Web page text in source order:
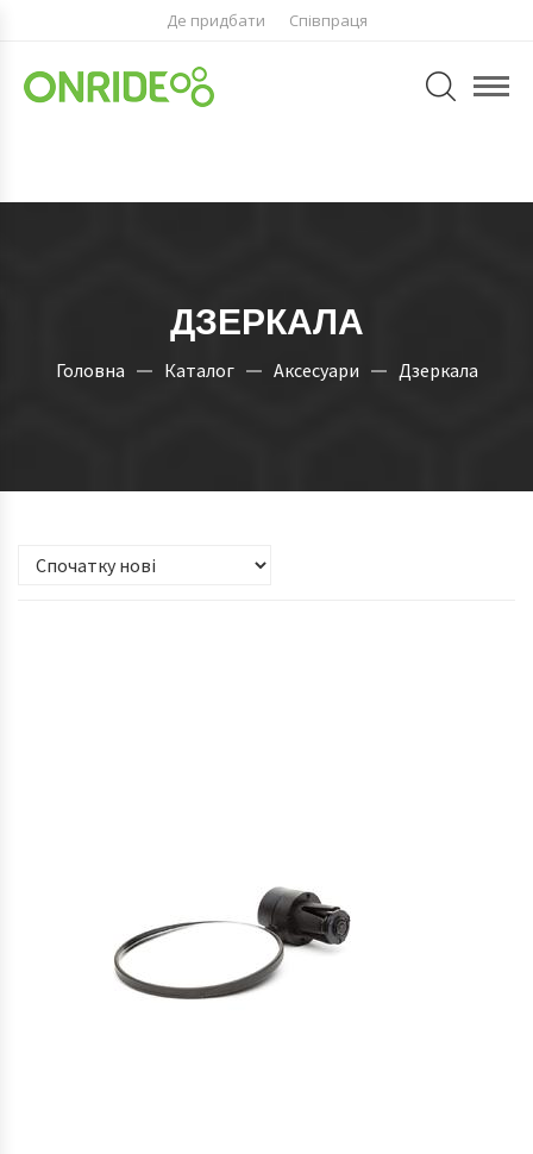
Де придбати Співпраця
ДЗЕРКАЛА
Головна Каталог Аксесуари Дзеркала